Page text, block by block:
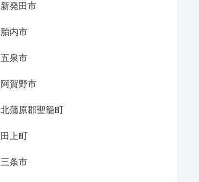
新発田市
胎内市
五泉市
阿賀野市
北蒲原郡聖籠町
田上町
三条市